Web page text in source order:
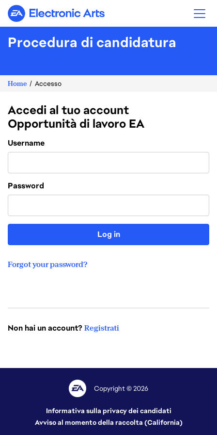
Electronic Arts
Procedura di candidatura
Home Accesso
Accedi al tuo account
Opportunità di lavoro EA
Login
Username
Password
Log in
Forgot your password?
Non hai un account? Registrati
Copyright © 2026
Informativa sulla privacy dei candidati
Avviso al momento della raccolta (California)